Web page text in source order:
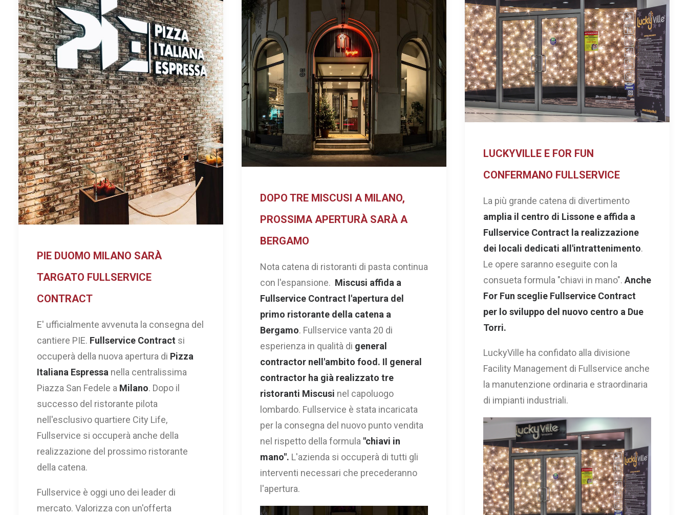
PIE DUOMO MILANO SARÀ
TARGATO FULLSERVICE
CONTRACT
E' ufficialmente avvenuta la consegna del
cantiere PIE. Fullservice Contract si
occuperà della nuova apertura di Pizza
Italiana Espressa nella centralissima
Piazza San Fedele a Milano. Dopo il
successo del ristorante pilota
nell'esclusivo quartiere City Life,
Fullservice si occuperà anche della
realizzazione del prossimo ristorante
della catena.
Fullservice è oggi uno dei leader di
mercato. Valorizza con un'offerta
DOPO TRE MISCUSI A MILANO,
PROSSIMA APERTURÀ SARÀ A
BERGAMO
Nota catena di ristoranti di pasta continua
con l'espansione. Miscusi affida a
Fullservice Contract l'apertura del
primo ristorante della catena a
Bergamo. Fullservice vanta 20 di
esperienza in qualità di general
contractor nell'ambito food. Il general
contractor ha già realizzato tre
ristoranti Miscusi nel capoluogo
lombardo. Fullservice è stata incaricata
per la consegna del nuovo punto vendita
nel rispetto della formula "chiavi in
mano". L'azienda si occuperà di tutti gli
interventi necessari che precederanno
l'apertura.
LUCKYVILLE E FOR FUN
CONFERMANO FULLSERVICE
La più grande catena di divertimento
amplia il centro di Lissone e affida a
Fullservice Contract la realizzazione
dei locali dedicati all'intrattenimento.
Le opere saranno eseguite con la
consueta formula "chiavi in mano". Anche
For Fun sceglie Fullservice Contract
per lo sviluppo del nuovo centro a Due
Torri.
LuckyVille ha confidato alla divisione
Facility Management di Fullservice anche
la manutenzione ordinaria e straordinaria
di impianti industriali.